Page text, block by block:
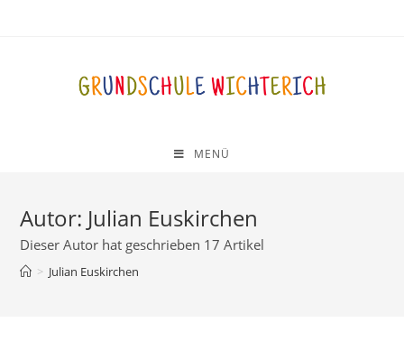
MENÜ
Autor: Julian Euskirchen
Dieser Autor hat geschrieben 17 Artikel
> Julian Euskirchen